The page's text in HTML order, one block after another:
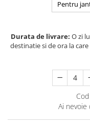
Pentru
Durata de livrare: O zi
destinatie si de ora la
Ai nevoie